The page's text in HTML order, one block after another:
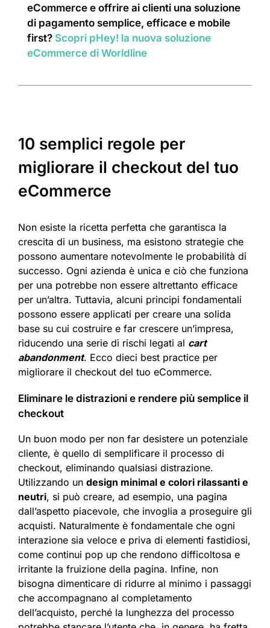
eCommerce e offrire ai clienti una soluzione
di pagamento semplice, efficace e mobile
first? Scopri pHey! la nuova soluzione
eCommerce di Worldline
10 semplici regole per
migliorare il checkout del tuo
eCommerce
Non esiste la ricetta perfetta che garantisca la
crescita di un business, ma esistono strategie che
possono aumentare notevolmente le probabilità di
successo. Ogni azienda è unica e ciò che funziona
per una potrebbe non essere altrettanto efficace
per un’altra. Tuttavia, alcuni principi fondamentali
possono essere applicati per creare una solida
base su cui costruire e far crescere un’impresa,
riducendo una serie di rischi legati al cart
abandonment. Ecco dieci best practice per
migliorare il checkout del tuo eCommerce.
Eliminare le distrazioni e rendere più semplice il
checkout
Un buon modo per non far desistere un potenziale
cliente, è quello di semplificare il processo di
checkout, eliminando qualsiasi distrazione.
Utilizzando un design minimal e colori rilassanti e
neutri, si può creare, ad esempio, una pagina
dall’aspetto piacevole, che invoglia a proseguire gli
acquisti. Naturalmente è fondamentale che ogni
interazione sia veloce e priva di elementi fastidiosi,
come continui pop up che rendono difficoltosa e
irritante la fruizione della pagina. Infine, non
bisogna dimenticare di ridurre al minimo i passaggi
che accompagnano al completamento
dell’acquisto, perché la lunghezza del processo